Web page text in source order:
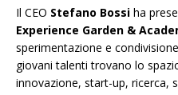
Il CEO Stefano Bossi ha
Experience Garden &
sperimentazione e
giovani talenti trovano lo
innovazione, start-up, ricerca,